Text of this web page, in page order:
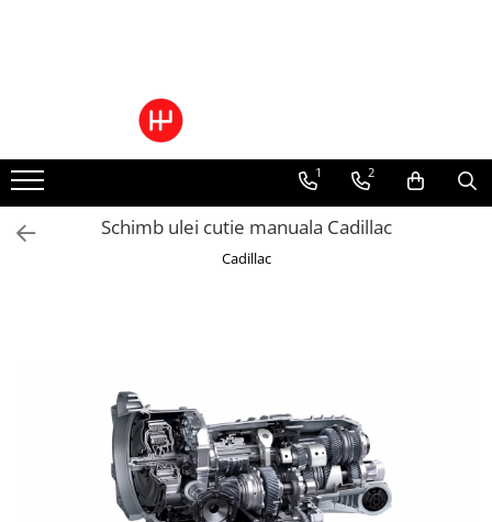
Ulei cutie automata
Filtre cutii automate
1 2
Schimb ulei cutie manuala Cadillac
Cadillac